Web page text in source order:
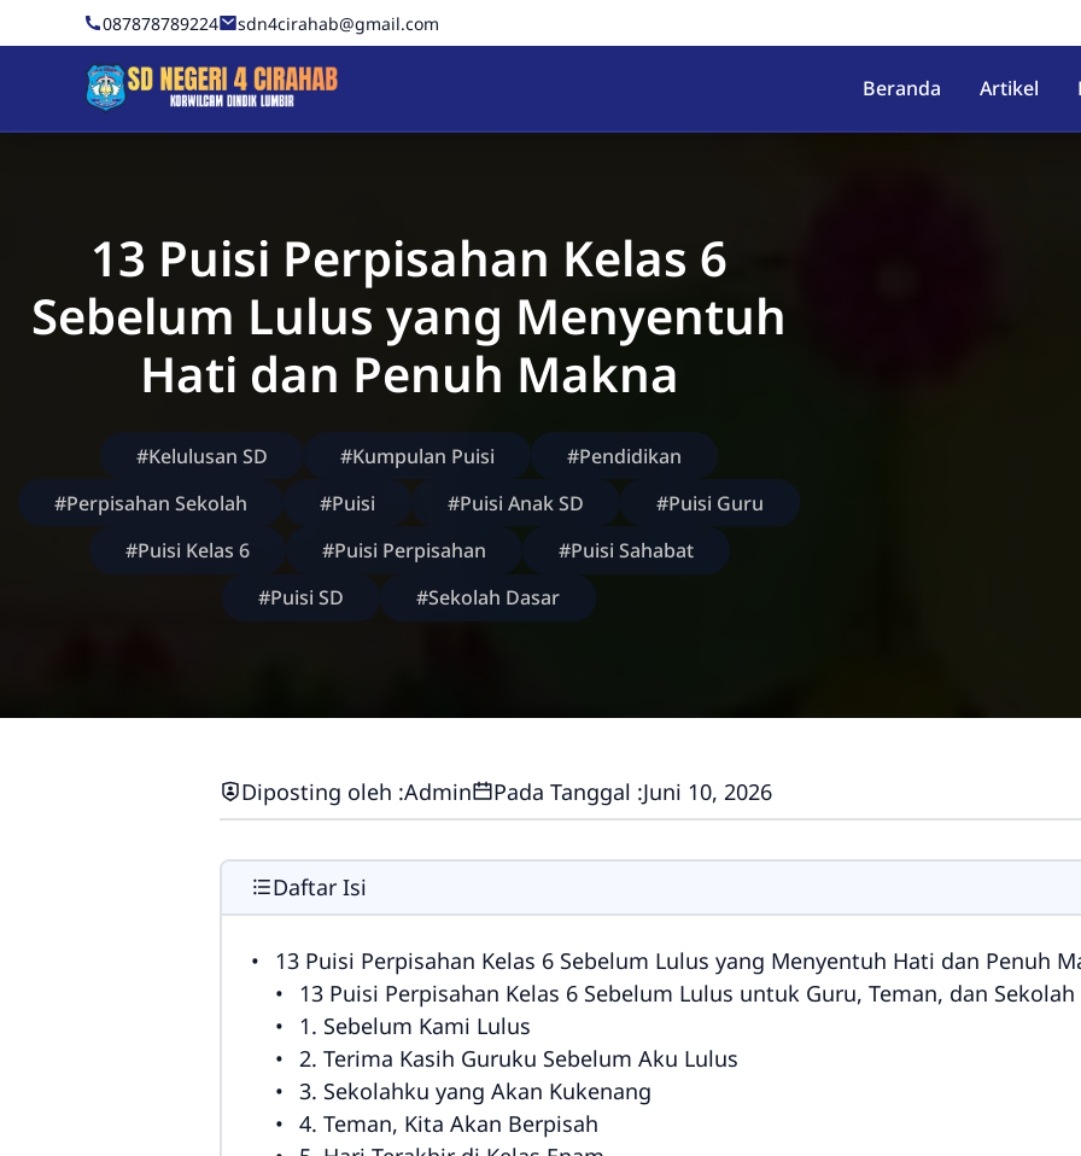
Skip to Content087878789224 sdn4cirahab@gmail.com
Sekolah Dasar Negeri 4 Cirahab, Kec. Lumbir, Kab.
Beranda Artikel
13 Puisi Perpisahan Kelas 6
Sebelum Lulus yang Menyentuh
Hati dan Penuh Makna
#Kelulusan SD #Kumpulan Puisi
#Pendidikan
#Perpisahan Sekolah
#Puisi #Puisi Anak SD
#Puisi Guru
#Puisi Kelas 6
#Puisi Perpisahan
#Puisi Sahabat
#Puisi SD
#Sekolah Dasar
Diposting oleh :Admin Pada Tanggal :Juni 10, 2026
Daftar Isi
13 Puisi Perpisahan Kelas 6 Sebelum Lulus yang Menyentuh Hati dan Penuh
13 Puisi Perpisahan Kelas 6 Sebelum Lulus untuk Guru, Teman, dan Sekolah
1. Sebelum Kami Lulus
2. Terima Kasih Guruku Sebelum Aku Lulus
3. Sekolahku yang Akan Kukenang
4. Teman, Kita Akan Berpisah